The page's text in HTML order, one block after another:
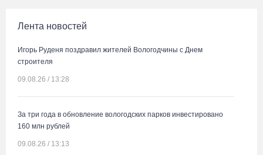
Лента новостей
Игорь Руденя поздравил жителей Вологодчины с Днем
строителя
09.08.26 / 13:28
За три года в обновление вологодских парков инвестировано
160 млн рублей
09.08.26 / 13:13